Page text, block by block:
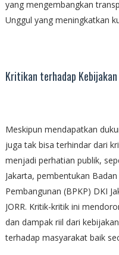
yang mengembangkan
Unggul yang meningkatkan
Kritikan terhadap Kebijakan
Meskipun mendapatkan
juga tak bisa terhindar dari
menjadi perhatian publik,
Jakarta, pembentukan
Pembangunan (BPKP) DKI
JORR. Kritik-kritik ini
dan dampak riil dari
terhadap masyarakat baik